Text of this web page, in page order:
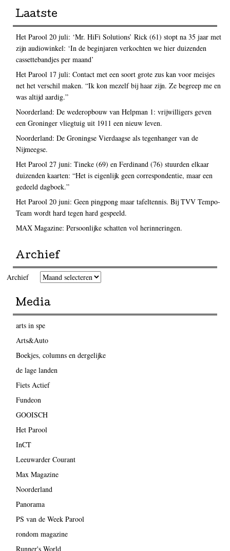
Laatste
Het Parool 20 juli: ‘Mr. HiFi Solutions’ Rick (61) stopt na 35 jaar met
zijn audiowinkel: ‘In de beginjaren verkochten we hier duizenden
cassettebandjes per maand’
Het Parool 17 juli: Contact met een soort grote zus kan voor meisjes
net het verschil maken. “Ik kon mezelf bij haar zijn. Ze begreep me en
was altijd aardig.”
Noorderland: De wederopbouw van Helpman 1: vrijwilligers geven
een Groninger vliegtuig uit 1911 een nieuw leven.
Noorderland: De Groningse Vierdaagse als tegenhanger van de
Nijmeegse.
Het Parool 27 juni: Tineke (69) en Ferdinand (76) stuurden elkaar
duizenden kaarten: “Het is eigenlijk geen correspondentie, maar een
gedeeld dagboek.”
Het Parool 20 juni: Geen pingpong maar tafeltennis. Bij TVV Tempo-
Team wordt hard tegen hard gespeeld.
MAX Magazine: Persoonlijke schatten vol herinneringen.
Archief
Archief
Media
arts in spe
Arts&Auto
Boekjes, columns en dergelijke
de lage landen
Fiets Actief
Fundeon
GOOISCH
Het Parool
InCT
Leeuwarder Courant
Max Magazine
Noorderland
Panorama
PS van de Week Parool
rondom magazine
Runner's World